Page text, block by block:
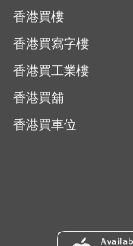
香港買樓
香港買寫字樓
香港買工業樓
香港買舖
香港買車位